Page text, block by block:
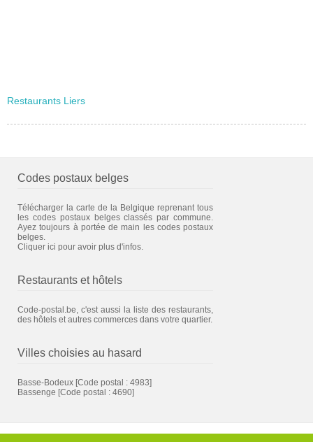
Restaurants Liers
Codes postaux belges
Télécharger la carte de la Belgique reprenant tous
les codes postaux belges classés par commune.
Ayez toujours à portée de main les codes postaux
belges.
Cliquer ici pour avoir plus d'infos.
Restaurants et hôtels
Code-postal.be, c'est aussi la liste des restaurants,
des hôtels et autres commerces dans votre quartier.
Villes choisies au hasard
Basse-Bodeux [Code postal : 4983]
Bassenge [Code postal : 4690]